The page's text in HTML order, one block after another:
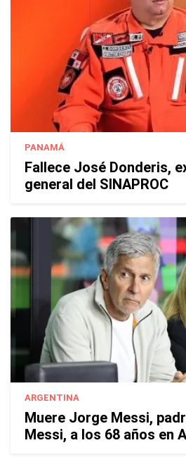
PANAMÁ
Fallece José Donderis,
general del SINAPROC
ARGENTINA
Muere Jorge Messi,
Messi, a los 68 años en